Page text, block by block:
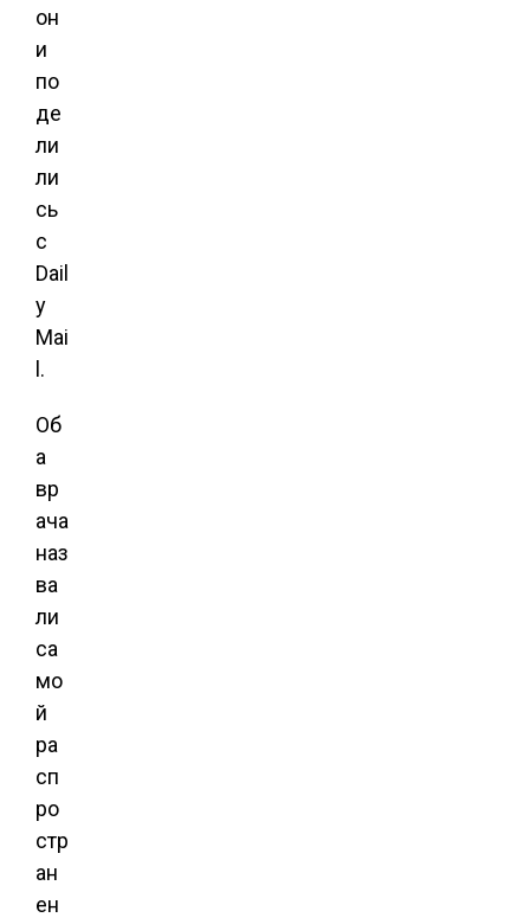
он
и
по
де
ли
ли
сь
с
Dail
y
Mai
l.
Об
а
вр
ача
наз
ва
ли
са
мо
й
ра
сп
ро
стр
ан
ен